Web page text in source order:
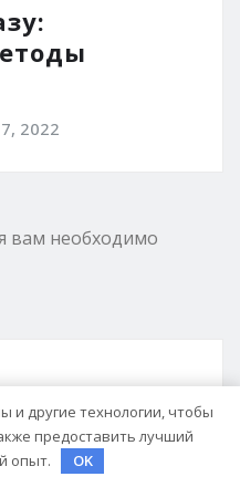
2022
вам необходимо
и другие технологии, чтобы
предоставить лучший
опыт.
OK